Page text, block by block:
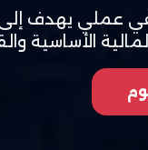
عملي يهدف
الأساسية